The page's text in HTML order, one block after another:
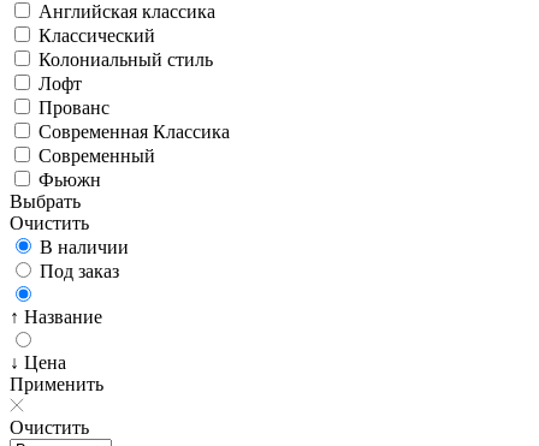
Английская классика
Классический
Колониальный стиль
Лофт
Прованс
Современная Классика
Современный
Фьюжн
Выбрать
Очистить
В наличии
Под заказ
↑ Название
↓ Цена
Применить
Очистить